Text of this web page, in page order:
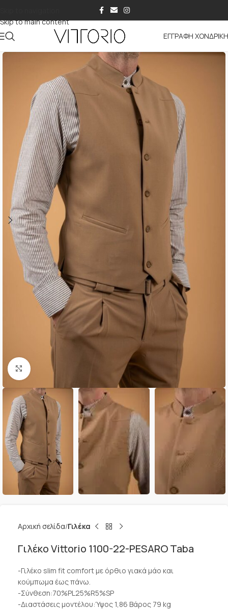
Skip to main content
ΕΓΓΡΑΦΗ
Κλικ για μεγέθυνση
Αρχική σελίδα Γιλέκα
Γιλέκο Vittorio 1100-22-PESARO Taba
-Γιλέκο slim fit comfort με όρθιο γιακά μάο και
κούμπωμα έως πάνω.
-Σύνθεση:70%PL25%R5%SP
-Διαστάσεις μοντέλου:Ύψος 1,86 Βάρος 79 kg